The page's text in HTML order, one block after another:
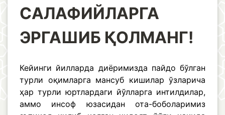
САЛАФИЙЛАРГА
ЭРГАШИБ ҚОЛМАНГ!
Кейинги йилларда диёримизда пайдо бўлган
турли оқимларга мансуб кишилар ўзларича
ҳар турли юртлардаги йўлларга интилдилар,
аммо инсоф юзасидан ота-боболаримиз